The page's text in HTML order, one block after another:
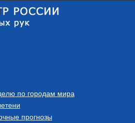
по городам мира
прогнозы